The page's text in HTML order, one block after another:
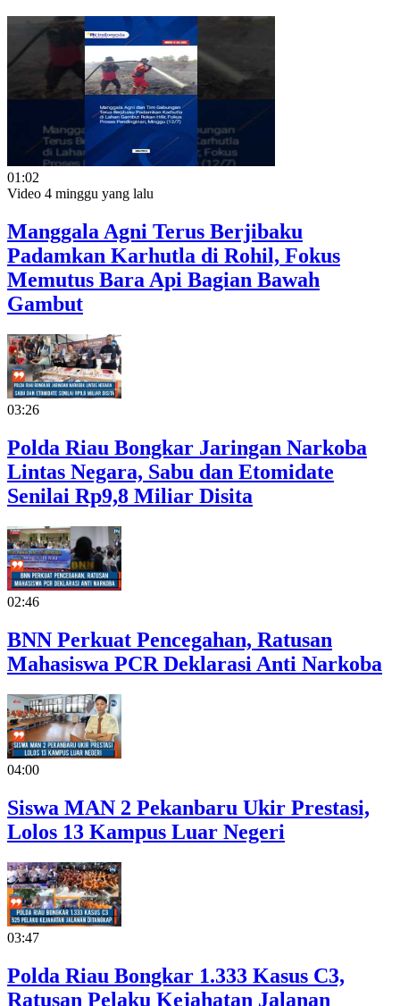
01:02
Video 4 minggu yang lalu
Manggala Agni Terus Berjibaku
Padamkan Karhutla di Rohil, Fokus
Memutus Bara Api Bagian Bawah
Gambut
03:26
Polda Riau Bongkar Jaringan Narkoba
Lintas Negara, Sabu dan Etomidate
Senilai Rp9,8 Miliar Disita
02:46
BNN Perkuat Pencegahan, Ratusan
Mahasiswa PCR Deklarasi Anti Narkoba
04:00
Siswa MAN 2 Pekanbaru Ukir Prestasi,
Lolos 13 Kampus Luar Negeri
03:47
Polda Riau Bongkar 1.333 Kasus C3,
Ratusan Pelaku Kejahatan Jalanan